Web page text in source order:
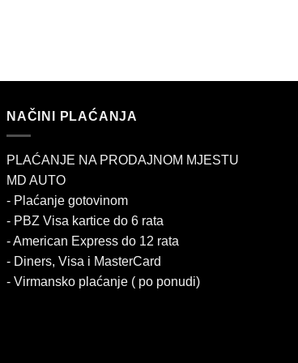
NAČINI PLAĆANJA
PLAĆANJE NA PRODAJNOM MJESTU
MD AUTO
- Plaćanje gotovinom
- PBZ Visa kartice do 6 rata
- American Express do 12 rata
- Diners, Visa i MasterCard
- Virmansko plaćanje ( po ponudi)